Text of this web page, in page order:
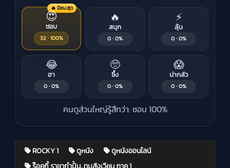
🔥 นิยมสุด
😍
ชอบ
32 · 100%
🔥
สนุก
0 · 0%
⚡
ลุ้น
0 · 0%
😂
ฮา
0 · 0%
🥺
ซึ้ง
0 · 0%
😱
น่ากลัว
0 · 0%
คนดูส่วนใหญ่รู้สึกว่า: ชอบ 100%
ROCKY 1 ดูหนัง ดูหนังออนไลน์
ร็อคกี้ ราชากำปั้น...ทุบสังเวียน ภาค 1